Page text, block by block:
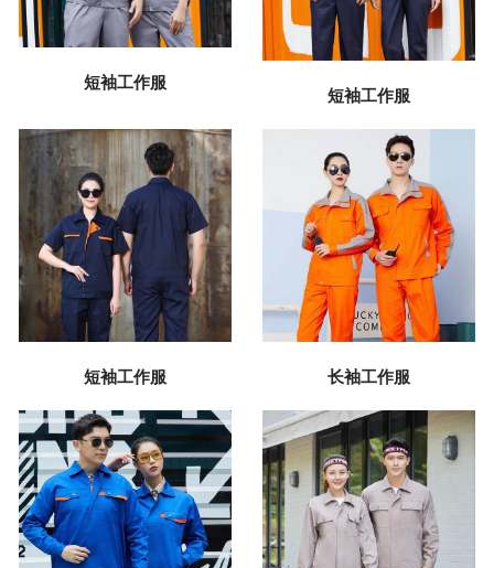
短袖工作服
短袖工作服
短袖工作服 长袖工作服